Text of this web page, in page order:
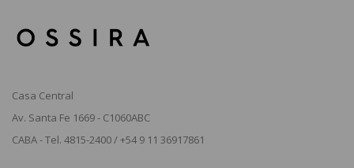
Casa Central
Av. Santa Fe 1669 - C1060ABC
CABA - Tel. 4815-2400 / +54 9 11 36917861